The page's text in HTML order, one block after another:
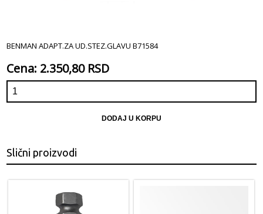
BENMAN ADAPT.ZA UD.STEZ.GLAVU B71584
Cena: 2.350,80 RSD
DODAJ U KORPU
Slični proizvodi